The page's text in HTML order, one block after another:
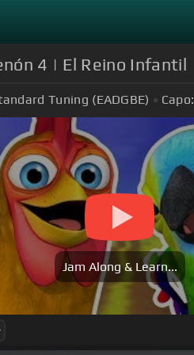
4 | El Reino Infantil
Tuning (EADGBE) Capo:
Jam Along & Learn...